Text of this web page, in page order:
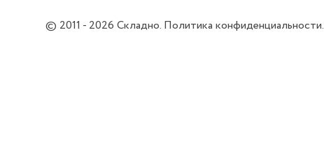
© 2011 - 2026Складно. Политика конфиденциальности.